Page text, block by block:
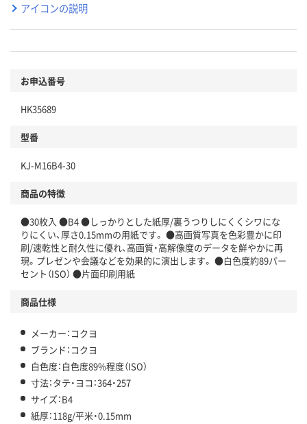
アイコンの説明
お申込番号
HK35689
型番
KJ-M16B4-30
商品の特徴
●30枚入 ●B4 ●しっかりとした紙厚/裏うつりしにくくシワにな
りにくい、厚さ0.15mmの用紙です。 ●高画質写真を色彩豊かに印
刷/速乾性と耐久性に優れ、高画質・高解像度のデータを鮮やかに再
現。プレゼンや会議などを効果的に演出します。 ●白色度約89パー
セント（ISO） ●片面印刷用紙
商品仕様
メーカー：コクヨ
ブランド：コクヨ
白色度：白色度89%程度（ISO）
寸法：タテ・ヨコ：364・257
サイズ：B4
紙厚：118g/平米・0.15mm